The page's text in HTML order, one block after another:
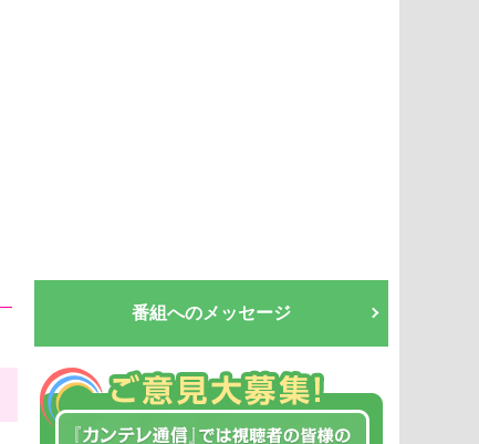
番組へのメッセージ